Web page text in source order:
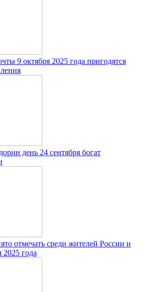
9 октября 2025 года пригодятся
день 24 сентября богат
отмечать среди жителей России и
2025 года